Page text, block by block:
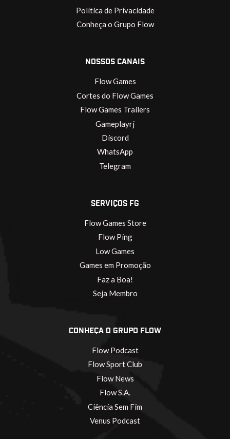
Política de Privacidade
Conheça o Grupo Flow
NOSSOS CANAIS
Flow Games
Cortes do Flow Games
Flow Games Trailers
Gameplayrj
Discord
WhatsApp
Telegram
SERVIÇOS FG
Flow Games Store
Flow Ping
Low Games
Games em Promoção
Faz a Boa!
Seja Membro
CONHEÇA O GRUPO FLOW
Flow Podcast
Flow Sport Club
Flow News
Flow S.A.
Ciência Sem Fim
Venus Podcast